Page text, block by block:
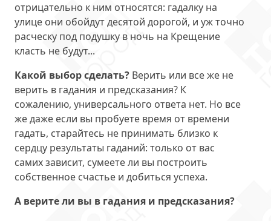
отрицательно к ним относятся: гадалку на
улице они обойдут десятой дорогой, и уж точно
расческу под подушку в ночь на Крещение
класть не будут...
Какой выбор сделать? Верить или все же не
верить в гадания и предсказания? К
сожалению, универсального ответа нет. Но все
же даже если вы пробуете время от времени
гадать, старайтесь не принимать близко к
сердцу результаты гаданий: только от вас
самих зависит, сумеете ли вы построить
собственное счастье и добиться успеха.
А верите ли вы в гадания и предсказания?